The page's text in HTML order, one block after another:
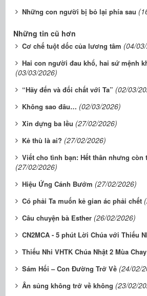
Những con người bị bỏ lại phía sau
Những tin cũ hơn
Cơ chế tuột dốc của lương tâm (04/
Hai con người đau khổ, hai sứ mệnh
(03/03/2026)
“Hãy đến và đối chất với Ta” (02/03/
Không sao đâu… (02/03/2026)
Xin dựng ba lều (27/02/2026)
Kẻ thù là ai? (27/02/2026)
Viết cho tình bạn: Hết thân nhưng còn
(27/02/2026)
Hiệu Ứng Cánh Bướm (27/02/2026)
Có phải Ta muốn kẻ gian ác phải chết
Câu chuyện bà Esther (26/02/2026)
CN2MCA - 5 phút Lời Chúa với Thiếu
Thiếu Nhi VHTK Chúa Nhật 2 Mùa
Sám Hối – Con Đường Trở Về (24/02/
Ân sủng không trở về không (23/02/